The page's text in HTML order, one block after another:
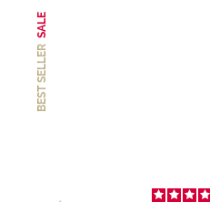
BEST SELLER
SALE